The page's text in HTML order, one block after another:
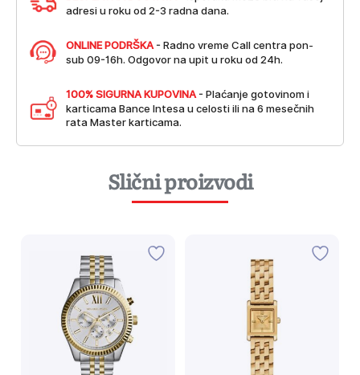
adresi u roku od 2-3 radna dana.
ONLINE PODRŠKA - Radno vreme Call centra pon-
sub 09-16h. Odgovor na upit u roku od 24h.
100% SIGURNA KUPOVINA - Plaćanje gotovinom i
karticama Bance Intesa u celosti ili na 6 mesečnih
rata Master karticama.
Slični proizvodi